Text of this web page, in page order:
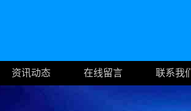
资讯动态 在线留言 联系我们